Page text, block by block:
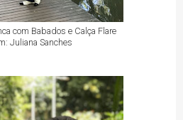
com Babados e Calça Flare
Juliana Sanches